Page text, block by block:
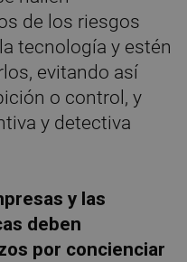
de los riesgos
tecnología y estén
evitando así
o control, y
y detectiva
y las
deben
por concienciar